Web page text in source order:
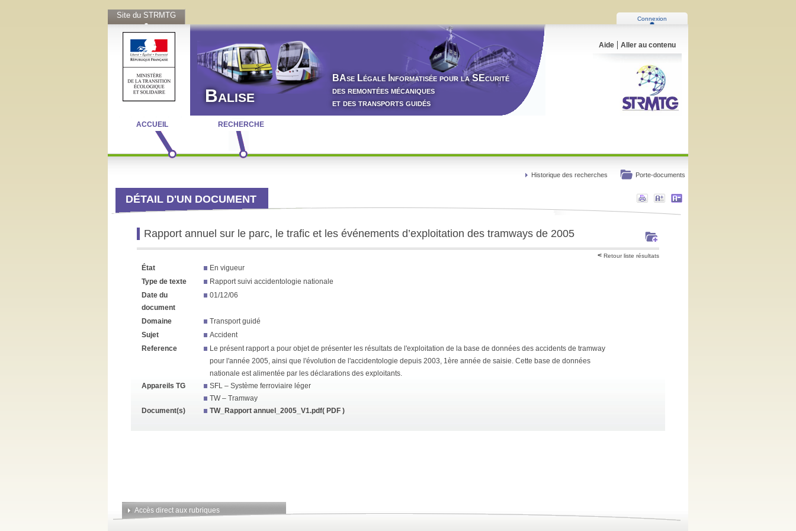
Site du STRMTG Connexion
Balise
BAse Légale Informatisée pour laSEcurité
des remontées mécaniques
et des transports guidés
Aide Aller au contenu
ACCUEIL RECHERCHE
Porte-documents
Historique des recherches
DÉTAIL D'UN DOCUMENT
Rapport annuel sur le parc, le trafic et les événements d’exploitation des tramways de 2005
Retour liste résultats
État
En vigueur
Type de texte
Rapport suivi accidentologie nationale
Date du
document
01/12/06
Domaine
Transport guidé
Sujet
Accident
Reference
Le présent rapport a pour objet de présenter les résultats de l'exploitation de la base de données des accidents de tramway
pour l'année 2005, ainsi que l'évolution de l'accidentologie depuis 2003, 1ère année de saisie. Cette base de données
nationale est alimentée par les déclarations des exploitants.
Appareils TG
SFL – Système ferroviaire léger
TW – Tramway
Document(s)
TW_Rapport annuel_2005_V1.pdf( PDF )
Accès direct aux rubriques